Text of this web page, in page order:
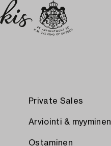
Private Sales
Arviointi & myyminen
Ostaminen